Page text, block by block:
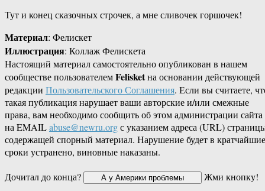
Тут и конец сказочных строчек, а мне сливочек горшочек!
Материал: Фелискет
Иллюстрация: Коллаж Фелискета
Настоящий материал самостоятельно опубликован в нашем
сообществе пользователемFelisketна основании действующей
редакции Пользовательского Соглашения. Если вы считаете,
такая публикация нарушает ваши авторские и/или смежные
права, вам необходимо сообщить об этом администрации сайта
на EMAILabuse@newru.orgс указанием адреса (URL)
содержащей спорный материал. Нарушение будет в кратчайшие
сроки устранено, виновные наказаны.
Дочитал до конца?
Жми кнопку!